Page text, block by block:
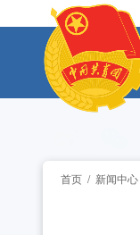
首页 / 新闻中心